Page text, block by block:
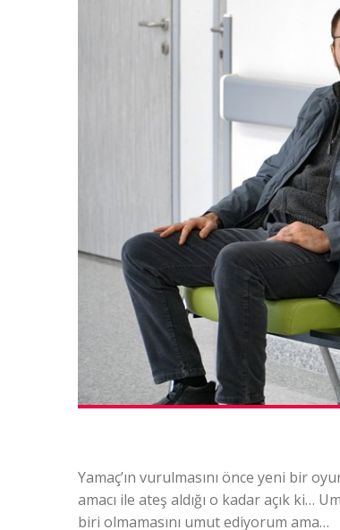
Yamaç’ın vurulmasını önce yeni bir
amacı ile ateş aldığı o kadar açık ki…
biri olmamasını umut ediyorum ama…